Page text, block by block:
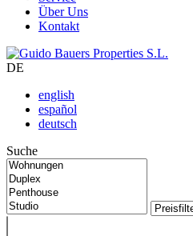
Über Uns
Kontakt
DE
english
español
deutsch
Suche